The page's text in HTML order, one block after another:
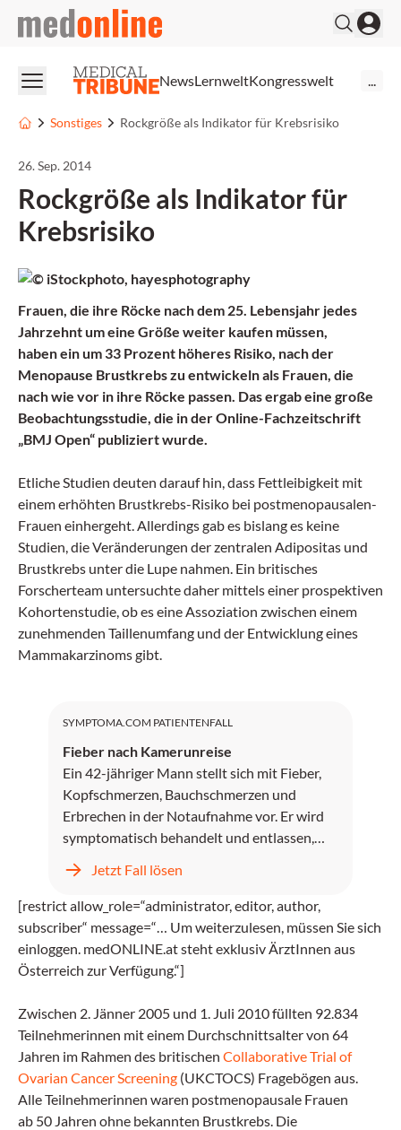
medonline
NewsLernweltKongresswelt
Sonstiges Rockgröße als Indikator für Krebsrisiko
26. Sep. 2014
Rockgröße als Indikator für
Krebsrisiko
Frauen, die ihre Röcke nach dem 25. Lebensjahr jedes
Jahrzehnt um eine Größe weiter kaufen müssen,
haben ein um 33 Prozent höheres Risiko, nach der
Menopause Brustkrebs zu entwickeln als Frauen, die
nach wie vor in ihre Röcke passen. Das ergab eine große
Beobachtungsstudie, die in derOnline-Fachzeitschrift
„BMJ Open“ publiziert wurde.
Etliche Studien deuten darauf hin, dass Fettleibigkeit mit
einem erhöhten Brustkrebs-Risiko bei postmenopausalen-
Frauen einhergeht. Allerdings gab es bislang es keine
Studien, die Veränderungen der zentralen Adipositas und
Brustkrebs unter die Lupe nahmen. Ein britisches
Forscherteam untersuchte daher mittels einer prospektiven
Kohortenstudie, ob es eine Assoziation zwischen einem
zunehmenden Taillenumfang und der Entwicklung eines
Mammakarzinoms gibt.
SYMPTOMA.COM PATIENTENFALL
Fieber nach Kamerunreise
Ein 42-jähriger Mann stellt sich mit Fieber,
Kopfschmerzen, Bauchschmerzen und
Erbrechen in der Notaufnahme vor. Er wird
symptomatisch behandelt und entlassen,
kehrt jedoch zwei Tage später mit
unstillbarem Erbrechen, Kopfschmerzen und
progredientem Fieber zurück.
Jetzt Fall lösen
[restrict allow_role=“administrator, editor, author,
subscriber“ message=“… Um weiterzulesen, müssen Sie sich
einloggen. medONLINE.at steht exklusiv ÄrztInnen aus
Österreich zur Verfügung.“]
Zwischen 2. Jänner 2005 und 1. Juli 2010 füllten 92.834
Teilnehmerinnen mit einem Durchschnittsalter von 64
Jahren im Rahmen des britischen Collaborative Trial of
Ovarian Cancer Screening (UKCTOCS) Fragebögen aus.
Alle Teilnehmerinnen waren postmenopausale Frauen
ab 50 Jahren ohne bekannten Brustkrebs. Die